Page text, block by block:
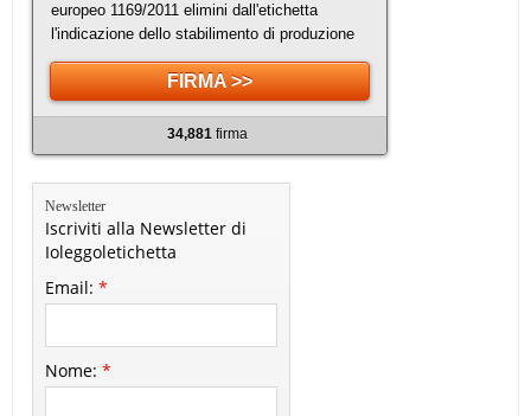
europeo 1169/2011 elimini dall'etichetta
l'indicazione dello stabilimento di produzione
FIRMA >>
34,881firma
Newsletter
Iscriviti alla Newsletter di
Ioleggoletichetta
Email:*
Nome:*